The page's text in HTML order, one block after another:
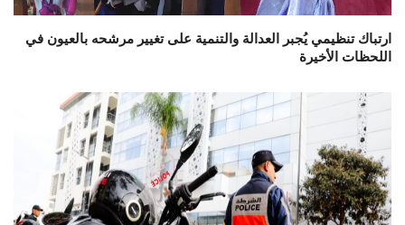
ارتباك تنظيمي يُجبر العدالة والتنمية على تغيير مرشحه بالعيون في
اللحظات الأخيرة